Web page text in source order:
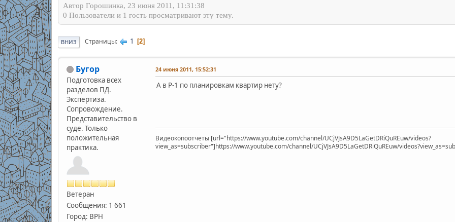
Автор Горошинка, 23 июня 2011, 11:31:38
0 Пользователи и 1 гость просматривают эту тему.
ВНИЗ Страницы 1 2
Бугор
Подготовка всех
разделов ПД.
Экспертиза.
Сопровождение.
Представительство в
суде. Только
положительная
практика.
Ветеран
Сообщения: 1 661
Город: ВРН
24 июня 2011, 15:52:31
А в Р-1 по планировкам квартир нету?
Видеокопоотчеты [url="https://www.youtube.com/channel/UCjVJsA9D5LaGetDRiQuREuw/videos?
view_as=subscriber"]https://www.youtube.com/channel/UCjVJsA9D5LaGetDRiQuREuw/